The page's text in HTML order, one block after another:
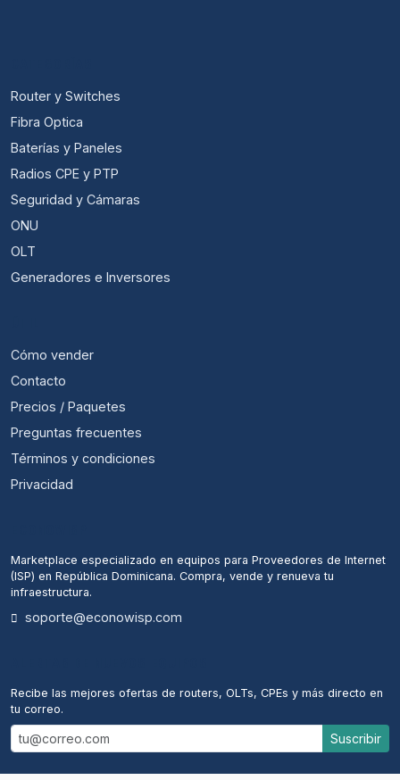
Router y Switches
Fibra Optica
Baterías y Paneles
Radios CPE y PTP
Seguridad y Cámaras
ONU
OLT
Generadores e Inversores
Cómo vender
Contacto
Precios / Paquetes
Preguntas frecuentes
Términos y condiciones
Privacidad
Marketplace especializado en equipos para Proveedores de Internet
(ISP) en República Dominicana. Compra, vende y renueva tu
infraestructura.
soporte@econowisp.com
Recibe las mejores ofertas de routers, OLTs, CPEs y más directo en
tu correo.
Suscribir